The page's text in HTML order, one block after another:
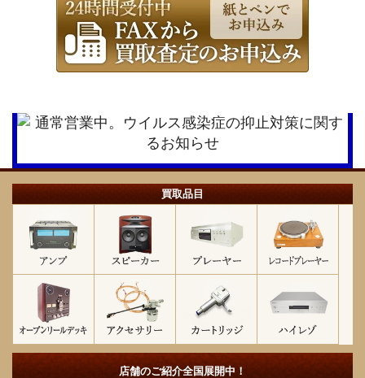
買取品目
店舗のご紹介全国展開中！